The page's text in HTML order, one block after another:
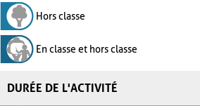
Hors classe
En classe et hors classe
DURÉE DE L'ACTIVITÉ